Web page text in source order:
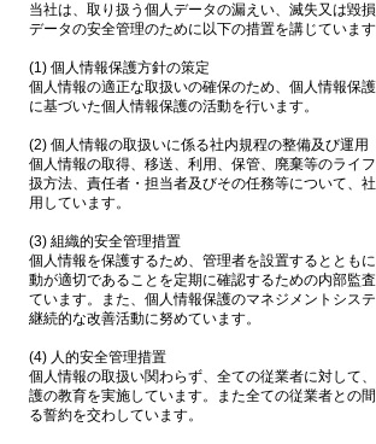
当社は、取り扱う個人データの漏えい、滅失又は毀
データの安全管理のために以下の措置を講じています
(1) 個人情報保護方針の策定
個人情報の適正な取扱いの確保のため、個人情報保
に基づいた個人情報保護の活動を行います。
(2) 個人情報の取扱いに係る社内規程の整備及び運用
個人情報の取得、移送、利用、保管、廃棄等のライ
扱方法、責任者・担当者及びその任務等について、
用しています。
(3) 組織的安全管理措置
個人情報を保護するため、管理者を設置するととも
動が適切であることを定期に確認するための内部監
ています。また、個人情報保護のマネジメントシステ
継続的な改善活動に努めています。
(4) 人的安全管理措置
個人情報の取扱い関わらず、全ての従業者に対して
護の教育を実施しています。また全ての従業者との
る誓約を交わしています。